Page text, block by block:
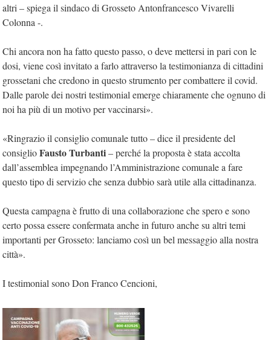
altri – spiega il sindaco di Grosseto Antonfrancesco Vivarelli
Colonna -.
Chi ancora non ha fatto questo passo, o deve mettersi in pari con le
dosi, viene così invitato a farlo attraverso la testimonianza di cittadini
grossetani che credono in questo strumento per combattere il covid.
Dalle parole dei nostri testimonial emerge chiaramente che ognuno di
noi ha più di un motivo per vaccinarsi».
«Ringrazio il consiglio comunale tutto – dice il presidente del
consiglioFausto Turbanti– perché la proposta è stata accolta
dall’assemblea impegnando l’Amministrazione comunale a fare
questo tipo di servizio che senza dubbio sarà utile alla cittadinanza.
Questa campagna è frutto di una collaborazione che spero e sono
certo possa essere confermata anche in futuro anche su altri temi
importanti per Grosseto: lanciamo così un bel messaggio alla nostra
città».
I testimonial sono Don Franco Cencioni,